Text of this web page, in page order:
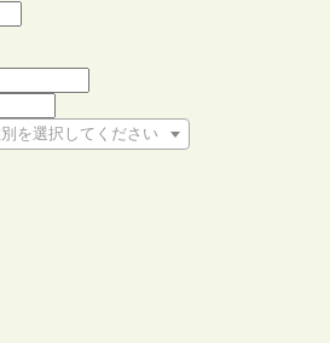
を選択してください
てください